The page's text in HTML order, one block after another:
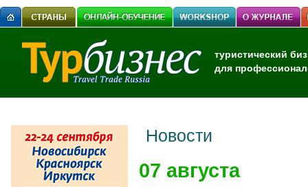
туристический
для
Новости
07 августа